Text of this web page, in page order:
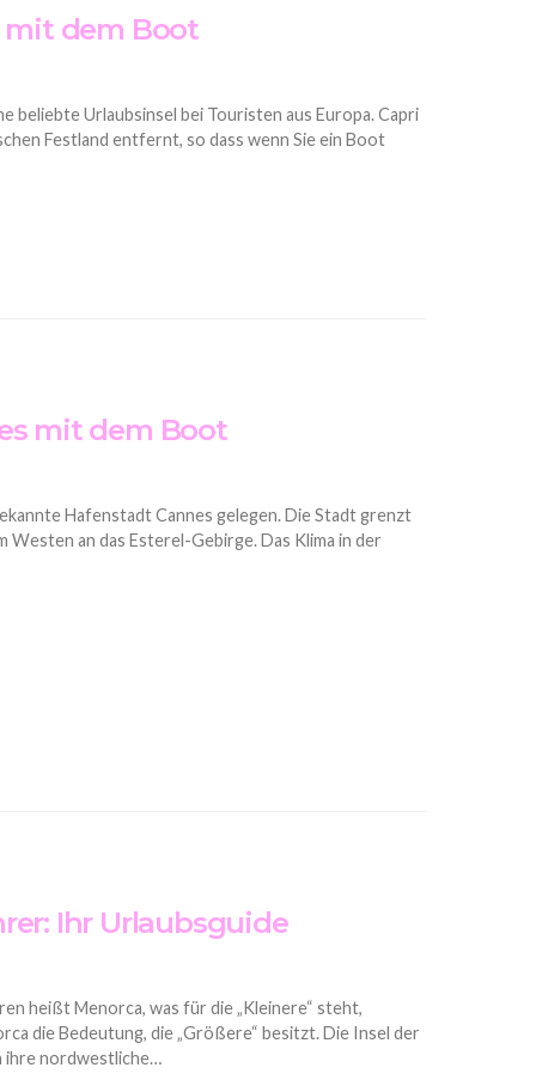
mit dem Boot
beliebte Urlaubsinsel bei Touristen aus Europa. Capri
Festland entfernt, so dass wenn Sie ein Boot
mit dem Boot
Hafenstadt Cannes gelegen. Die Stadt grenzt
Westen an das Esterel-Gebirge. Das Klima in der
Ihr Urlaubsguide
heißt Menorca, was für die „Kleinere“ steht,
die Bedeutung, die „Größere“ besitzt. Die Insel der
ihre nordwestliche…